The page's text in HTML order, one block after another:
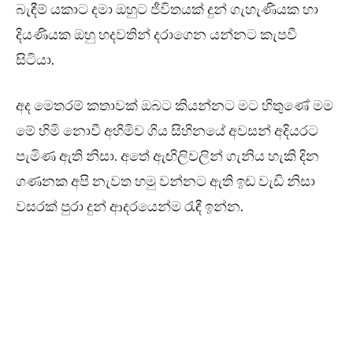
බැඳීම් යකාට දමා ඔහුට ජීවිතයක් දුන් ගැහැණියක හා
දියණියක ඔහු හදවතින් දරාගෙන යන්නට කැපවී
සිටියා.
අද මෙතරම් කතාවක් ඔබට කියන්නට මට හිතුණේ මම
මේ හිමි නොවී අහිමිව ගිය සිහිනයේ අවසන් අදියරට
පැමිණ ඇති නිසා. අතේ ඇඟිලිවලින් ගැනිය හැකි දින
ගණනක අපි නැවත හමු වන්නට ඇති ඉඩ වැඩි නිසා
වසරක් පුරා දුන් ආදරයෙන්ම රැඳී ඉන්න.